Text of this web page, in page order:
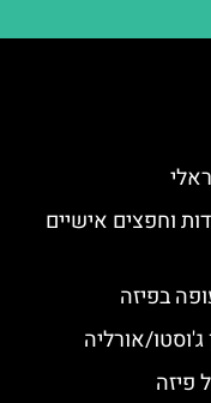
וחפצים אישיים
בפיזה
אורליה
פיזה